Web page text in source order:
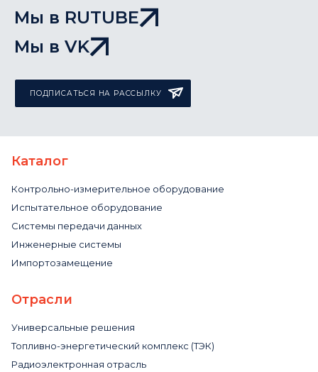
Мы в RUTUBE
Мы в VK
ПОДПИСАТЬСЯ НА РАССЫЛКУ
Каталог
Контрольно-измерительное оборудование
Испытательное оборудование
Системы передачи данных
Инженерные системы
Импортозамещение
Отрасли
Универсальные решения
Топливно-энергетический комплекс (ТЭК)
Радиоэлектронная отрасль